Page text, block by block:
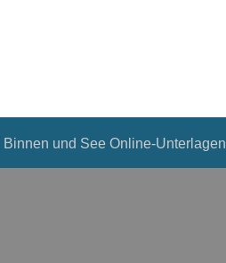
Binnen und See Online-Unterlagen